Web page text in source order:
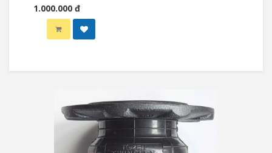
mảnh RF / RTJ
1.000.000 đ